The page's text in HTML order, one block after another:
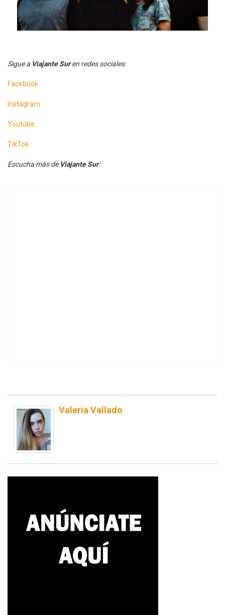
Sigue a Viajante Suren redes sociales:
Facebook
Instagram
Youtube
TikTok
Escucha más de Viajante Sur:
Valeria Vallado